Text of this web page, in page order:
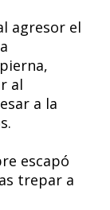
agresor el
al
a la
escapó
trepar a